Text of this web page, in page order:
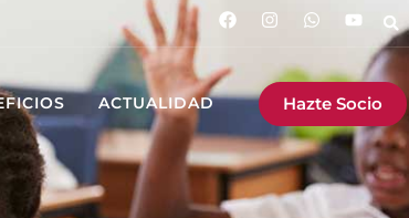
ACTUALIDAD Hazte Socio